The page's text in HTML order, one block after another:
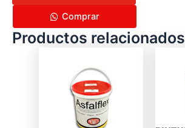
Comprar
Productos relacionados